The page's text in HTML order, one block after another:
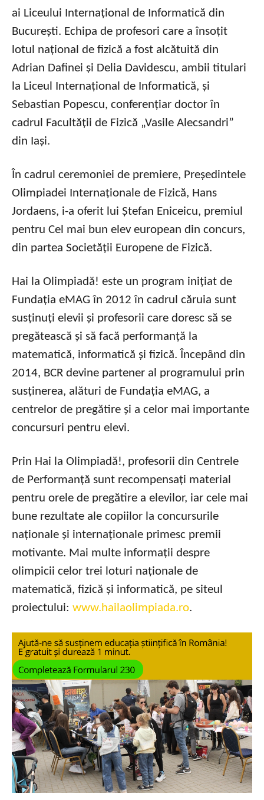
ai Liceului Internațional de Informatică din
București. Echipa de profesori care a însoțit
lotul național de fizică a fost alcătuită din
Adrian Dafinei și Delia Davidescu, ambii titulari
la Liceul Internațional de Informatică, și
Sebastian Popescu, conferențiar doctor în
cadrul Facultății de Fizică „Vasile Alecsandri”
din Iași.
În cadrul ceremoniei de premiere, Președintele
Olimpiadei Internaționale de Fizică, Hans
Jordaens, i-a oferit lui Ștefan Eniceicu, premiul
pentru Cel mai bun elev european din concurs,
din partea Societății Europene de Fizică.
Hai la Olimpiadă! este un program inițiat de
Fundația eMAG în 2012 în cadrul căruia sunt
susținuți elevii și profesorii care doresc să se
pregătească și să facă performanță la
matematică, informatică și fizică. Începând din
2014, BCR devine partener al programului prin
susținerea, alături de Fundația eMAG, a
centrelor de pregătire și a celor mai importante
concursuri pentru elevi.
Prin Hai la Olimpiadă!, profesorii din Centrele
de Performanță sunt recompensați material
pentru orele de pregătire a elevilor, iar cele mai
bune rezultate ale copiilor la concursurile
naționale și internaționale primesc premii
motivante. Mai multe informații despre
olimpicii celor trei loturi naționale de
matematică, fizică și informatică, pe siteul
proiectului: www.hailaolimpiada.ro.